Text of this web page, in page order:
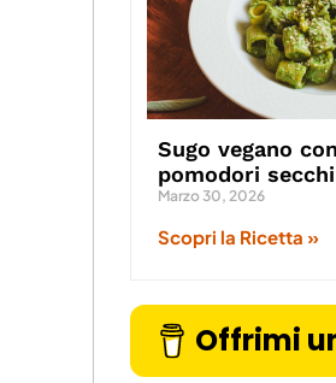
Sugo vegano
pomodori
Marzo 30, 2026
Scopri la Ricetta »
Offrimi